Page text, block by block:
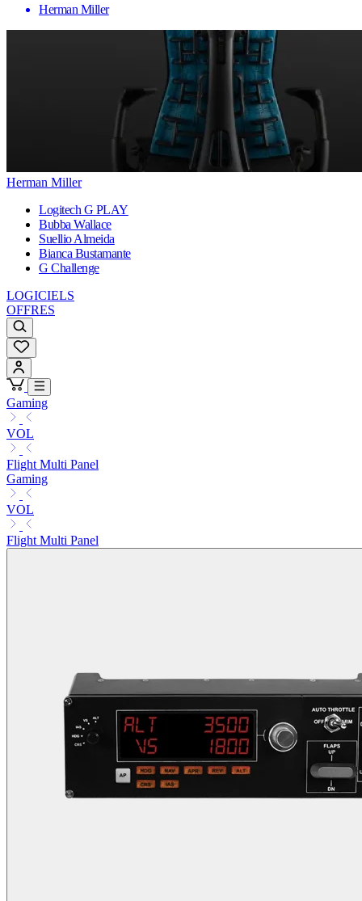
Herman Miller
Herman Miller
Logitech G PLAY
Bubba Wallace
Suellio Almeida
Bianca Bustamante
G Challenge
LOGICIELS
OFFRES
Gaming
VOL
Flight Multi Panel
Gaming
VOL
Flight Multi Panel